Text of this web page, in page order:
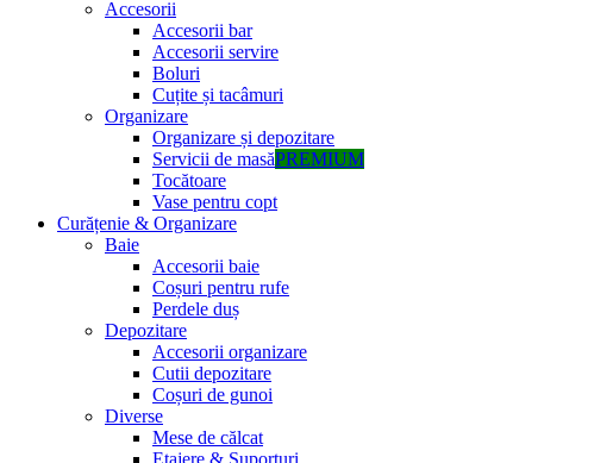
Accesorii
Accesorii bar
Accesorii servire
Boluri
Cuțite și tacâmuri
Organizare
Organizare și depozitare
Servicii de masăPREMIUM
Tocătoare
Vase pentru copt
Curățenie & Organizare
Baie
Accesorii baie
Coșuri pentru rufe
Perdele duș
Depozitare
Accesorii organizare
Cutii depozitare
Coșuri de gunoi
Diverse
Mese de călcat
Etajere & Suporturi